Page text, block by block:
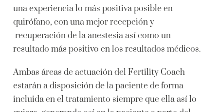
una experiencia lo más positiva posible en
quirófano, con una mejor recepción y
recuperación de la anestesia así como un
resultado más positivo en los resultados médicos.
Ambas áreas de actuación del Fertility Coach
estarán a disposición de la paciente de forma
incluida en el tratamiento siempre que ella así lo